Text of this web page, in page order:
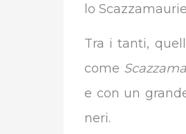
lo
Tra i tanti,
come
e con un